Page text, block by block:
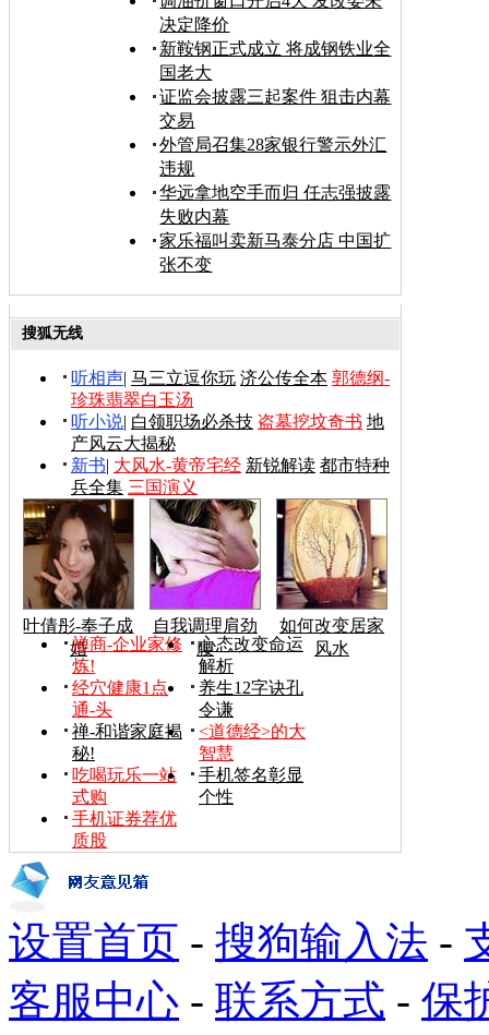
决定降价
新鞍钢正式成立 将成钢铁业全
国老大
证监会披露三起案件 狙击内幕
交易
外管局召集28家银行警示外汇
违规
华远拿地空手而归 任志强披露
失败内幕
家乐福叫卖新马泰分店 中国扩
张不变
搜狐无线
听相声| 马三立逗你玩 济公传全本 郭德纲-
珍珠翡翠白玉汤
听小说| 白领职场必杀技 盗墓挖坟奇书 地
产风云大揭秘
新书| 大风水-黄帝宅经 新锐解读 都市特种
兵全集 三国演义
叶倩彤-奉子成
婚
自我调理肩劲
腰
如何改变居家
风水
禅商-企业家修
炼!
心态改变命运
解析
经穴健康1点
通-头
养生12字诀孔
令谦
禅-和谐家庭揭
秘!
<道德经>的大
智慧
吃喝玩乐一站
式购
手机签名彰显
个性
手机证券荐优
质股
设置首页 - 搜狗输入法 -
客服中心 - 联系方式 - 保